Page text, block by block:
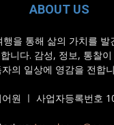
ABOUT US
행을 통해 삶의 가치를
니다. 감성, 정보, 통찰
자의 일상에 영감을 전합
원 ㅣ 사업자등록번호